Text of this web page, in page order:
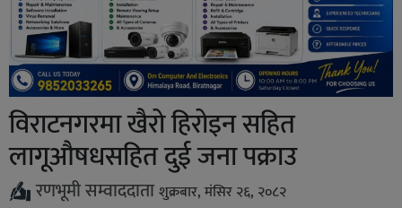
विराटनगरमा खैरो हिरोइन सहित
लागूऔषधसहित दुई जना पक्राउ
रणभूमी सम्वाददाताशुक्रबार, मंसिर २६, २०८२